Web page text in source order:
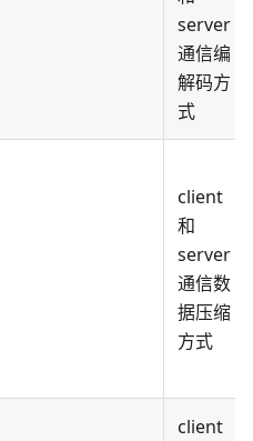
server
通信编
解码方
式
client
和
server
通信数
据压缩
方式
client